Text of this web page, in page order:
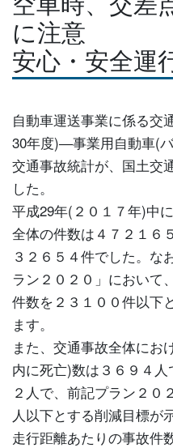
に注意
安心・安全運
自動車運送事業に係る交
30年度)―事業用自動車(
交通事故統計が、国土交
した。
平成29年(２０１７年)中
全体の件数は４７２１６
３２６５４件でした。な
ラン２０２０」において
件数を２３１００件以下
ます。
また、交通事故全体にお
内に死亡)数は３６９４
２人で、前記プラン２０
人以下とする削減目標が
走行距離あたりの事故件